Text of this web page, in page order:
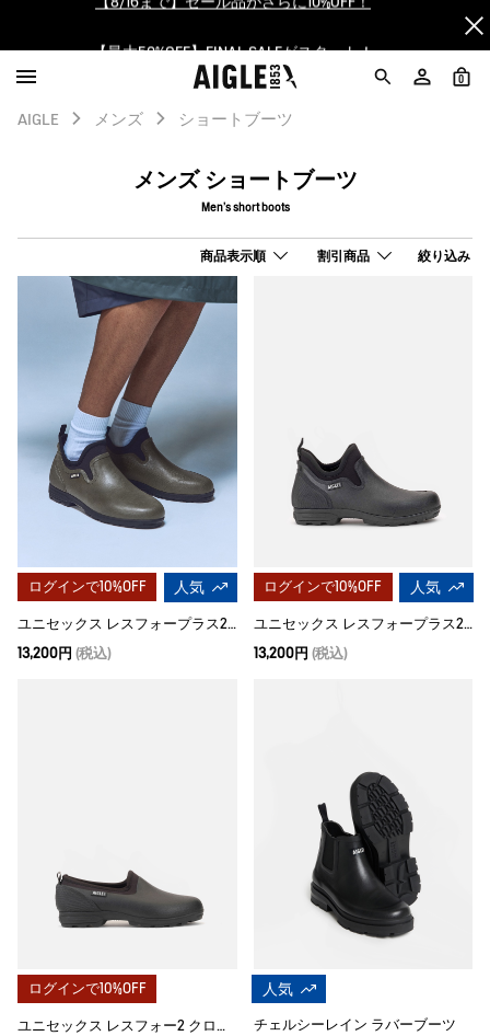
ログイン/会員登録で送料＆返品無料
AIGLE CLUB ポイントサービス終了のお知らせ
【8/16まで】セール品がさらに10%OFF！
ログイン/会員登録で送料＆返品無料
AIGLE CLUB ポイントサービス終了のお知らせ
0
AIGLE メンズ ショートブーツ
メンズ ショートブーツ
Men's short boots
商品表示順 割引商品 絞り込み
ログインで10%OFF 人気
ユニセックス レスフォープラス2 クロッグ
13,200円 (税込)
ログインで10%OFF 人気
ユニセックス レスフォープラス2 クロッグ
13,200円 (税込)
ログインで10%OFF
ユニセックス レスフォー2 クロッグ
人気
チェルシーレイン ラバーブーツ